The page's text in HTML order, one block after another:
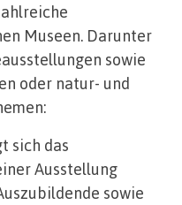
Museen. Darunter
sowie
oder natur- und
sich das
Ausstellung
sowie